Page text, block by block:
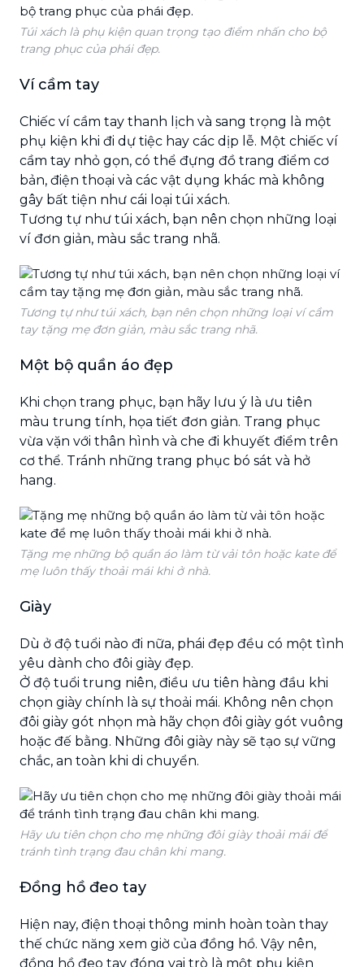
Túi xách là phụ kiện quan trọng tạo điểm nhấn cho bộ
trang phục của phái đẹp.
Ví cầm tay
Chiếc ví cầm tay thanh lịch và sang trọng là một
phụ kiện khi đi dự tiệc hay các dịp lễ. Một chiếc ví
cầm tay nhỏ gọn, có thể đựng đồ trang điểm cơ
bản, điện thoại và các vật dụng khác mà không
gây bất tiện như cái loại túi xách.
Tương tự như túi xách, bạn nên chọn những loại
ví đơn giản, màu sắc trang nhã.
Tương tự như túi xách, bạn nên chọn những loại ví cầm
tay tặng mẹ đơn giản, màu sắc trang nhã.
Một bộ quần áo đẹp
Khi chọn trang phục, bạn hãy lưu ý là ưu tiên
màu trung tính, họa tiết đơn giản. Trang phục
vừa vặn với thân hình và che đi khuyết điểm trên
cơ thể. Tránh những trang phục bó sát và hở
hang.
Tặng mẹ những bộ quần áo làm từ vải tôn hoặc kate để
mẹ luôn thấy thoải mái khi ở nhà.
Giày
Dù ở độ tuổi nào đi nữa, phái đẹp đều có một tình
yêu dành cho đôi giày đẹp.
Ở độ tuổi trung niên, điều ưu tiên hàng đầu khi
chọn giày chính là sự thoải mái. Không nên chọn
đôi giày gót nhọn mà hãy chọn đôi giày gót vuông
hoặc đế bằng. Những đôi giày này sẽ tạo sự vững
chắc, an toàn khi di chuyển.
Hãy ưu tiên chọn cho mẹ những đôi giày thoải mái để
tránh tình trạng đau chân khi mang.
Đồng hồ đeo tay
Hiện nay, điện thoại thông minh hoàn toàn thay
thế chức năng xem giờ của đồng hồ. Vậy nên,
đồng hồ đeo tay đóng vai trò là một phụ kiện